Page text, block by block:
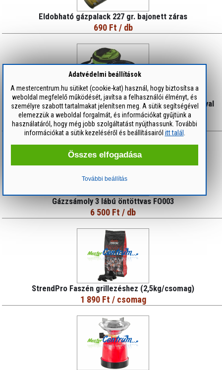
Adatvédelmi beállítások
A mestercentrum.hu sütiket (cookie-kat) használ, hogy biztosítsa a
weboldal megfelelő működését, javítsa a felhasználói élményt, és
személyre szabott tartalmakat jelenítsen meg. A sütik segítségével
elemezzük a weboldal forgalmát, és információkat gyűjtünk a
használatáról, hogy még jobb szolgáltatást nyújthassunk. További
információkat a sütik kezeléséről és beállításairól itt talál
Összes elfogadása
További beállítás
Eldobható gázpalack 227 gr. bajonett záras
690 Ft / db
FIELDMANN Hordozható faszenes grillsütő termotáskával
#FZG1003
7 150 Ft/ db
Gázzsámoly 3 lábú öntöttvas FO003
6 500 Ft / db
StrendPro Faszén grillezéshez (2,5kg/csomag)
1 890 Ft / csomag